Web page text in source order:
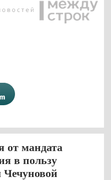
от мандата
в пользу